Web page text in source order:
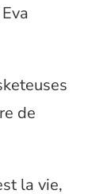
de
la vie,